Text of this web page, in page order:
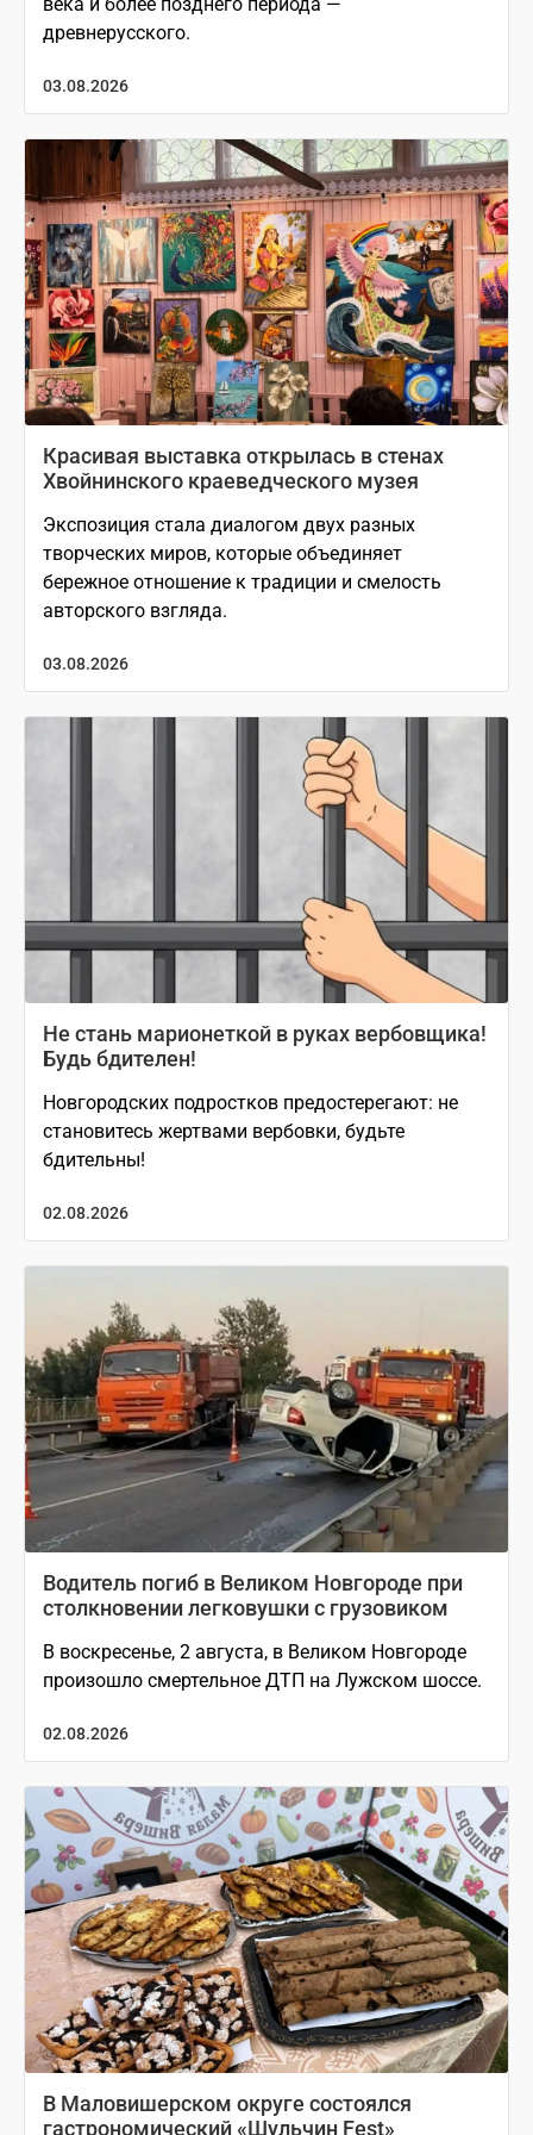
древнерусского.
03.08.2026
Красивая выставка открылась в стенах
Хвойнинского краеведческого музея
Экспозиция стала диалогом двух разных
творческих миров, которые объединяет
бережное отношение к традиции и смелость
авторского взгляда.
03.08.2026
Не стань марионеткой в руках вербовщика!
Будь бдителен!
Новгородских подростков предостерегают: не
становитесь жертвами вербовки, будьте
бдительны!
02.08.2026
Водитель погиб в Великом Новгороде при
столкновении легковушки с грузовиком
В воскресенье, 2 августа, в Великом Новгороде
произошло смертельное ДТП на Лужском шоссе.
02.08.2026
В Маловишерском округе состоялся
гастрономический «Шульчин Fest»